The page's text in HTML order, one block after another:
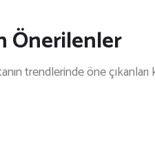
Önerilenler
trendlerinde öne çıkanları